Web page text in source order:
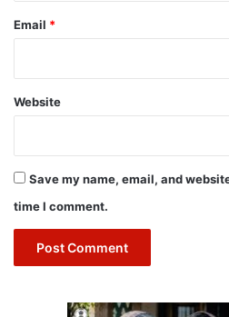
Email *
Website
Save my name, email, and
time I comment.